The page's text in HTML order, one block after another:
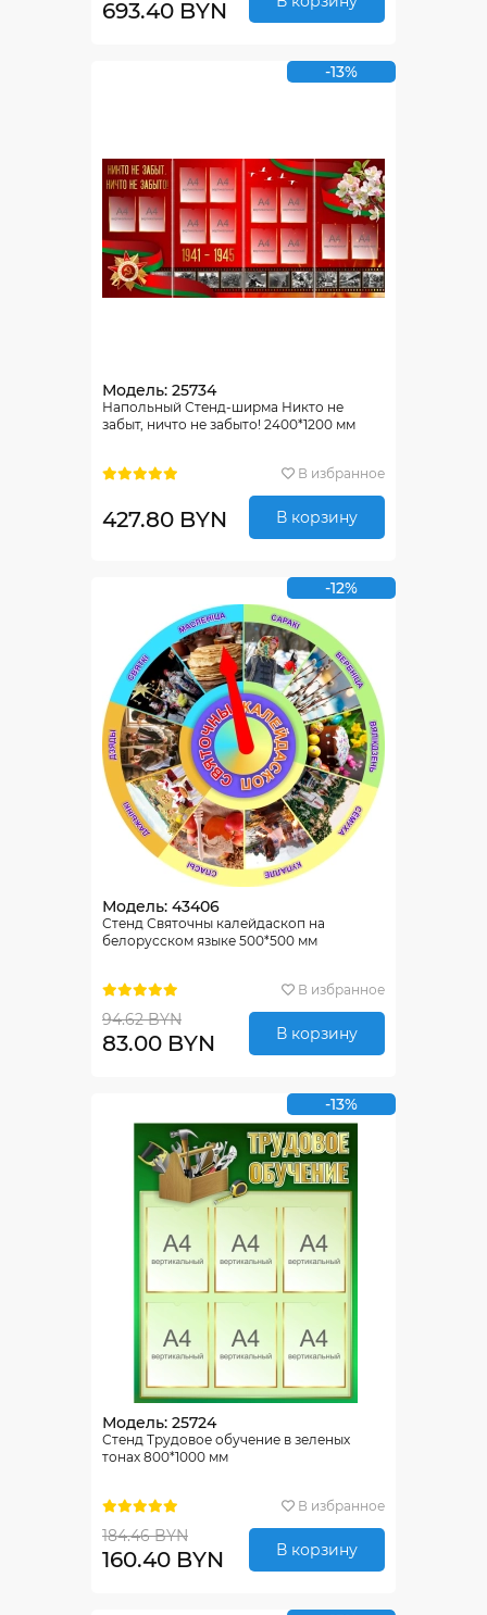
693.40 BYN
-13%
Модель: 25734
Напольный Стенд-ширма Никто не
забыт, ничто не забыто! 2400*1200 мм
В избранное
427.80 BYN В корзину
-12%
Модель: 43406
Стенд Святочны калейдаскоп на
белорусском языке 500*500 мм
В избранное
94.62 BYN
83.00 BYN В корзину
-13%
Модель: 25724
Стенд Трудовое обучение в зеленых
тонах 800*1000 мм
В избранное
184.46 BYN
160.40 BYN В корзину